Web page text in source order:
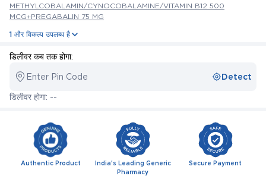
METHYLCOBALAMIN/CYNOCOBALAMINE/VITAMIN B12 500
MCG+PREGABALIN 75 MG
1 और विकल्प उपलब्ध है
डिलीवर कब तक होगा:
Enter Pin Code Detect
डिलीवर होगा: --
Authentic Product
India's Leading Generic
Pharmacy
Secure Payment